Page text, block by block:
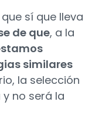
sí que lleva
de que, a la
similares
la selección
no será la